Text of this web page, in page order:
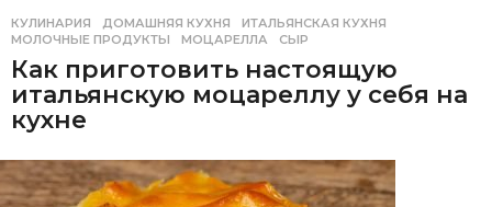
КУЛИНАРИЯ ДОМАШНЯЯ КУХНЯ ,ИТАЛЬЯНСКАЯ КУХНЯ
МОЛОЧНЫЕ ПРОДУКТЫ
,МОЦАРЕЛЛА ,СЫР
Как приготовить настоящую
итальянскую моцареллу у себя на
кухне